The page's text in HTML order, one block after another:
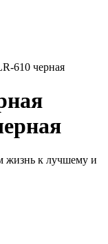
610 черная
жизнь к лучшему и